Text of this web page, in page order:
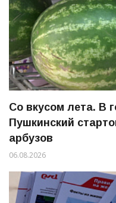
Со вкусом лета. В
Пушкинский
арбузов
06.08.2026